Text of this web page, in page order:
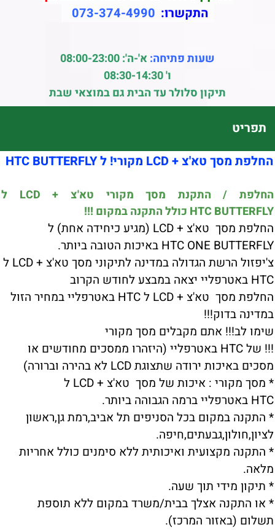
התקשרו: 073-374-4990
שעות פתיחה:א'-ה': 08:00-23:00
ו' 08:30-14:30
תיקון סלולר עד הבית גם במוצאי שבת
תפריט
החלפת מסך טא'צ + LCD מקורי! ל HTC BUTTERFLY
החלפת / התקנת מסך מקורי טא'צ + LCD ל
HTC BUTTERFLY כולל התקנה במקום !!!
החלפת מסך טא'צ + LCD (מגיע כיחידה אחת) ל
HTC ONE BUTTERFLY באיכות הטובה ביותר.
צ'יפזול הרשת הגדולה במדינה לתיקוני מסך טא'צ + LCD ל
HTC באטרפליי יצאה במבצע לחודש הקרוב
החלפת מסך טא'צ + LCD ל HTC באטרפליי במחיר הזול
במדינה בדוק!!!
שימו לב!!! אתם מקבלים מסך מקורי
!!! של HTC באטרפליי (היזהרו ממסכים מחודשים או
מסכים באיכות ירודה שתצוגת LCD לא בהירה וברורה)
* מסך מקורי : איכות של מסך טא'צ + LCD ל
HTC באטרפליי ברמה הגבוהה ביותר.
* התקנה במקום בכל הסניפים תל אביב,רמת גן,ראשון
לציון,חולון,גבעתים,חיפה.
* התקנה מקצועית ואיכותית ללא סימנים כולל אחריות
מלאה.
* תיקון מידי תוך שעה.
* או התקנה אצלך בבית/משרד במקום ללא תוספת
תשלום (באזור המרכז).